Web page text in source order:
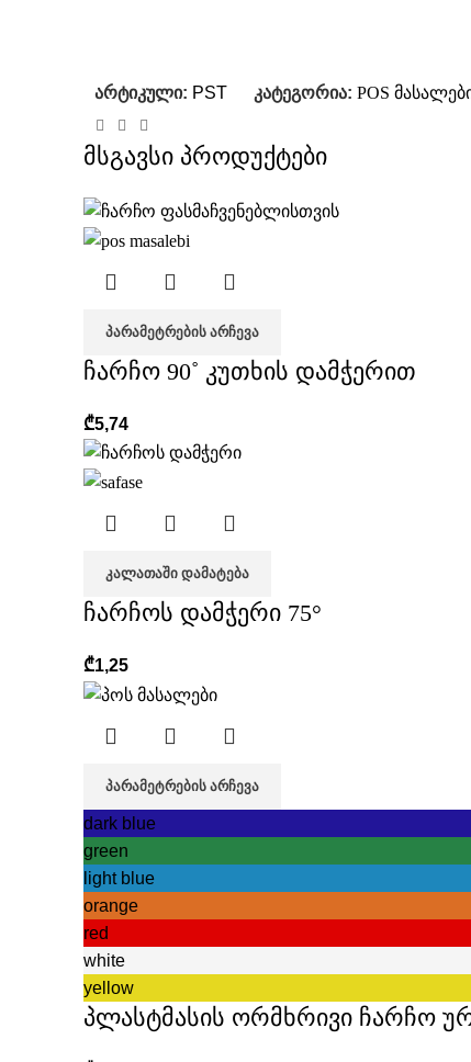
არტიკული: PST კატეგორია: POS
მსგავსი პროდუქტები
ᲞᲐᲠᲐᲛᲔᲢᲠᲔᲑᲘᲡ ᲐᲠᲩᲔᲕᲐ
ჩარჩო 90˚ კუთხის დამჭერით
₾5,74
ᲙᲐᲚᲐᲗᲐᲨᲘ ᲓᲐᲛᲐᲢᲔᲑᲐ
ჩარჩოს დამჭერი 75°
₾1,25
ᲞᲐᲠᲐᲛᲔᲢᲠᲔᲑᲘᲡ ᲐᲠᲩᲔᲕᲐ
dark blue
green
light blue
orange
red
white
yellow
პლასტმასის ორმხრივი ჩარჩო